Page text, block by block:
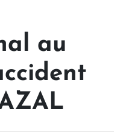
au